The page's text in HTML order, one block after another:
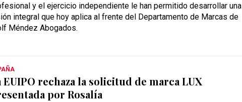
y el ejercicio independiente le han permitido desarrollar una
integral que hoy aplica al frente del Departamento de Marcas de
Méndez Abogados.
EUIPO rechaza la solicitud de marca LUX
por Rosalía